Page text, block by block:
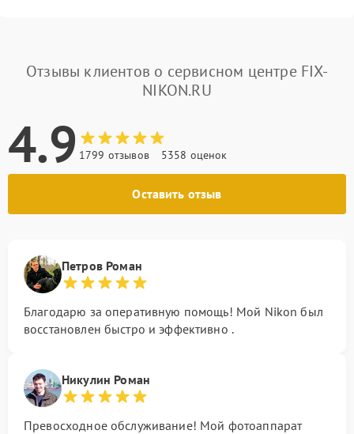
Отзывы клиентов о сервисном центре FIX-
NIKON.RU
4.9 1799 отзывов 5358 оценок
Оставить отзыв
Петров Роман
Благодарю за оперативную помощь! Мой Nikon был
восстановлен быстро и эффективно .
Никулин Роман
Превосходное обслуживание! Мой фотоаппарат